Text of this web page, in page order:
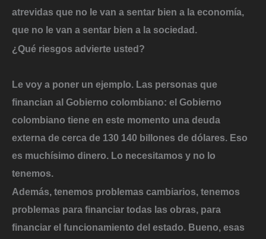
atrevidas que no le van a sentar bien a la economía,
que no le van a sentar bien a la sociedad.
¿Qué riesgos advierte usted?
Le voy a poner un ejemplo. Las personas que
financian al Gobierno colombiano: el Gobierno
colombiano tiene en este momento una deuda
externa de cerca de 130 140 billones de dólares. Eso
es muchísimo dinero. Lo necesitamos y no lo
tenemos.
Además, tenemos problemas cambiarios, tenemos
problemas para financiar todas las obras, para
financiar el funcionamiento del estado. Bueno, esas